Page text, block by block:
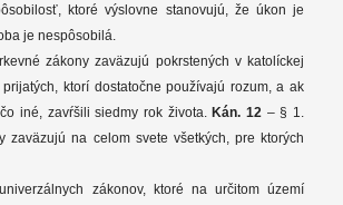
ktoré výslovne stanovujú, že úkon je
je nespôsobilá.
zákony zaväzujú pokrstených v katolíckej
ktorí dostatočne používajú rozum, a ak
iné, zavŕšili siedmy rok života.Kán. 12 – § 1.
zaväzujú na celom svete všetkých, pre ktorých
zákonov, ktoré na určitom území